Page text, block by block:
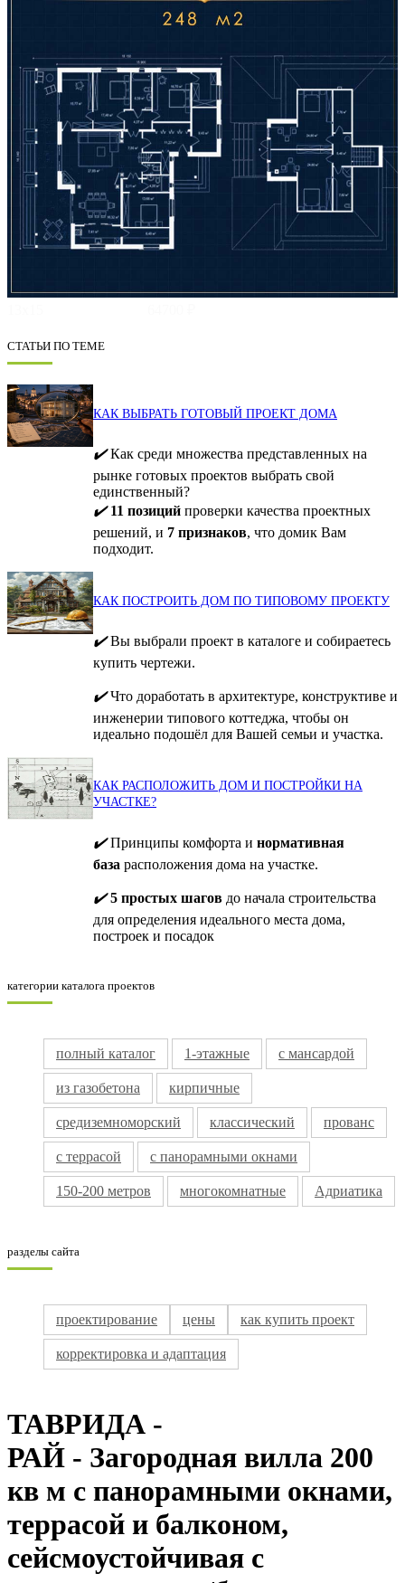
СТАТЬИ ПО ТЕМЕ
КАК ВЫБРАТЬ ГОТОВЫЙ ПРОЕКТ ДОМА
✔️Как среди множества представленных на
рынке готовых проектов выбрать свой
единственный?
✔️ 11 позиций проверки качества проектных
решений, и 7 признаков, что домик Вам
подходит.
КАК ПОСТРОИТЬ ДОМ ПО ТИПОВОМУ ПРОЕКТУ
✔️Вы выбрали проект в каталоге и собираетесь
купить чертежи.
✔️Что доработать в архитектуре, конструктиве и
инженерии типового коттеджа, чтобы он
идеально подошёл для Вашей семьи и участка.
КАК РАСПОЛОЖИТЬ ДОМ И ПОСТРОЙКИ НА
УЧАСТКЕ?
✔️Принципы комфорта и нормативная
база расположения дома на участке.
✔️5 простых шагов до начала строительства
для определения идеального места дома,
построек и посадок
категории каталога проектов
полный каталог 1-этажные с мансардой
из газобетона кирпичные
средиземноморский классический прованс
с террасой с панорамными окнами
150-200 метров многокомнатные Адриатика
разделы сайта
проектирование цены как купить проект
корректировка и адаптация
ТАВРИДА -
РАЙ - Загородная вилла 200
кв м с панорамными окнами,
террасой и балконом,
сейсмоустойчивая с